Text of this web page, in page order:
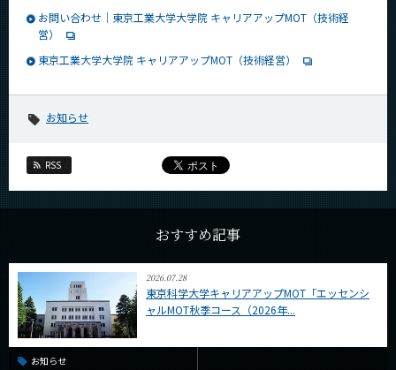
お問い合わせ｜東京工業大学大学院 キャリアアップMOT（技術経
営）
東京工業大学大学院 キャリアアップMOT（技術経営）
お知らせ
RSS
おすすめ記事
2026.07.28
東京科学大学キャリアアップMOT「エッセンシ
ャルMOT秋季コース（2026年...
お知らせ